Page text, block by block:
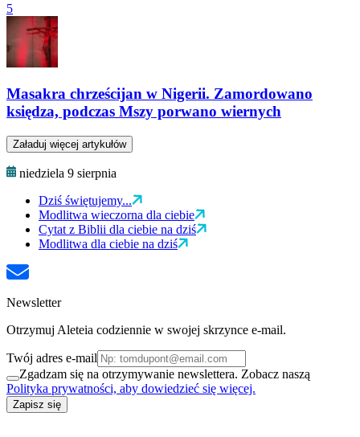
5
Masakra chrześcijan w Nigerii. Zamordowano
księdza, podczas Mszy porwano wiernych
Załaduj więcej artykułów
niedziela 9 sierpnia
Dziś świętujemy...
Modlitwa wieczorna dla ciebie
Cytat z Biblii dla ciebie na dziś
Modlitwa dla ciebie na dziś
Newsletter
Otrzymuj Aleteia codziennie w swojej skrzynce e-mail.
Twój adres e-mail
Zgadzam się na otrzymywanie newslettera. Zobacz naszą
Polityka prywatności, aby dowiedzieć się więcej.
Zapisz się